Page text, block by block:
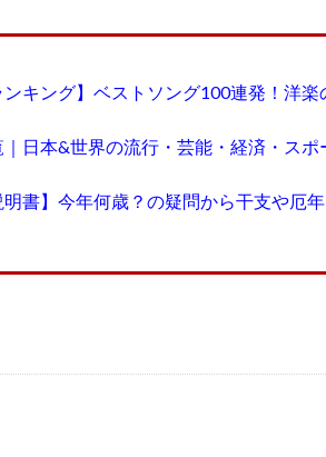
ンキング】ベストソング100連発！洋楽
日本&世界の流行・芸能・経済・スポ
明書】今年何歳？の疑問から干支や厄